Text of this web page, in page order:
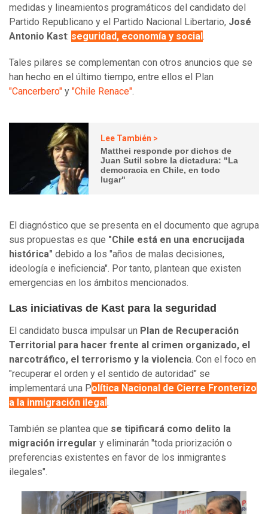
medidas y lineamientos programáticos del candidato del
Partido Republicano y el Partido Nacional Libertario, José
Antonio Kast: seguridad, economía y social .
Tales pilares se complementan con otros anuncios que se
han hecho en el último tiempo, entre ellos el Plan
"Cancerbero" y "Chile Renace".
Lee También >
Matthei responde por dichos de
Juan Sutil sobre la dictadura: "La
democracia en Chile, en todo
lugar"
El diagnóstico que se presenta en el documento que agrupa
sus propuestas es que "Chile está en una encrucijada
histórica" debido a los "años de malas decisiones,
ideología e ineficiencia". Por tanto, plantean que existen
emergencias en los ámbitos mencionados.
Las iniciativas de Kast para la seguridad
El candidato busca impulsar un Plan de Recuperación
Territorial para hacer frente al crimen organizado, el
narcotráfico, el terrorismo y la violencia. Con el foco en
"recuperar el orden y el sentido de autoridad" se
implementará una Política Nacional de Cierre Fronterizo
a la inmigración ilegal .
También se plantea que se tipificará como delito la
migración irregular y eliminarán "toda priorización o
preferencias existentes en favor de los inmigrantes
ilegales".